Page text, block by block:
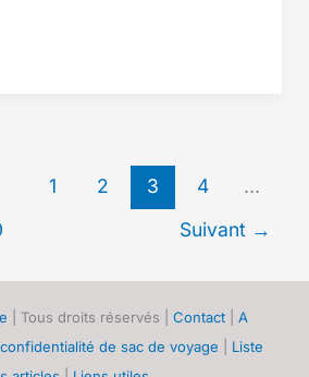
1 2 3 4
…
Suivant →
| Tous droits réservés | Contact| A
de sac de voyage
Liste